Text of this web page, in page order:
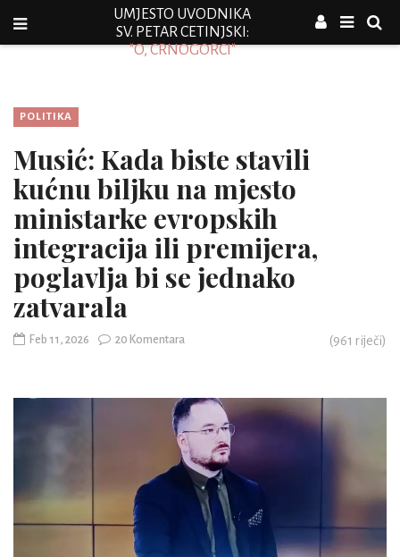
UMJESTO UVODNIKA
SV. PETAR CETINJSKI:
"O, CRNOGORCI"
POLITIKA
Musić: Kada biste stavili
kućnu biljku na mjesto
ministarke evropskih
integracija ili premijera,
poglavlja bi se jednako
zatvarala
Feb 11, 2026 20 Komentara (961 riječi)